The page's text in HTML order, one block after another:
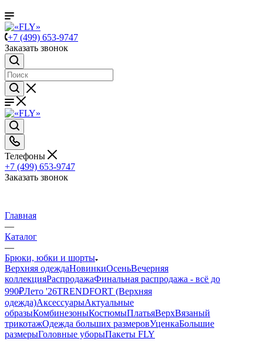
+7 (499) 653-9747
Заказать звонок
Телефоны
+7 (499) 653-9747
Заказать звонок
Главная
—
Каталог
—
Брюки, юбки и шорты
Верхняя одеждаНовинкиОсеньВечерняя
коллекцияРаспродажаФинальная распродажа - всё до
990₽Лето '26TRENDFORT (Верхняя
одежда)АксессуарыАктуальные
образыКомбинезоныКостюмыПлатьяВерхВязаный
трикотажОдежда больших размеровУценкаБольшие
размерыГоловные уборыПакеты FLY